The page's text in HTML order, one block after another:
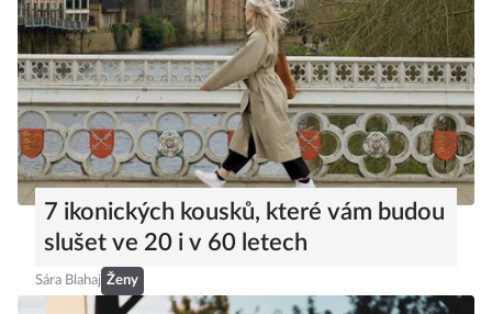
7 ikonických kousků, které vám budou
slušet ve 20 i v 60 letech
Sára Blahaj Ženy